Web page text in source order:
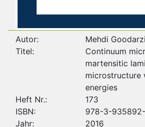
Autor:
Mehdi Goodarzi
Titel:
Continuum
martensitic
microstructure
energies
Heft Nr.:
173
ISBN:
978-3-
Jahr:
2016